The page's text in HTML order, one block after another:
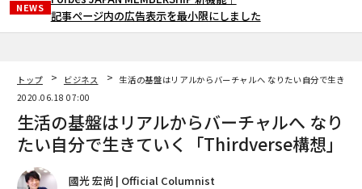
NEWS
記事ページ内の広告表示を最小限にしました
トップ ビジネス
生活の基盤はリアルからバーチャルへ なりたい自分で生き
2020.06.18 07:00
生活の基盤はリアルからバーチャルへ なり
たい自分で生きていく「Thirdverse構想」
國光 宏尚 | Official Columnist